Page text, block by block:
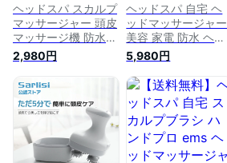
ヘッドスパ スカルプ
マッサージャー 頭皮
マッサージ機 防水
電動 自宅 頭皮ブラ
シ 頭皮エステ 頭皮
ケア ヘッド ブラシ
頭皮マッサージ器
SPA 家電 自宅 美容
家電 効果 電動 防水
ヘッドマッサージャ
ー 小型 母の日 プレ
2,980円
ヘッドスパ 自宅 ヘ
ッドマッサージャー
美容 家電 防水 ヘッ
ドマッサージ器 頭皮
ケア ヘッドマッサー
ジ 頭皮ブラシ メン
ズ スカルプケア ブ
ラシ 電動 マッサー
ジ機 頭皮洗浄 スカ
ルプブラシ ハンドプ
ロ 静音 プレゼント
5,980円